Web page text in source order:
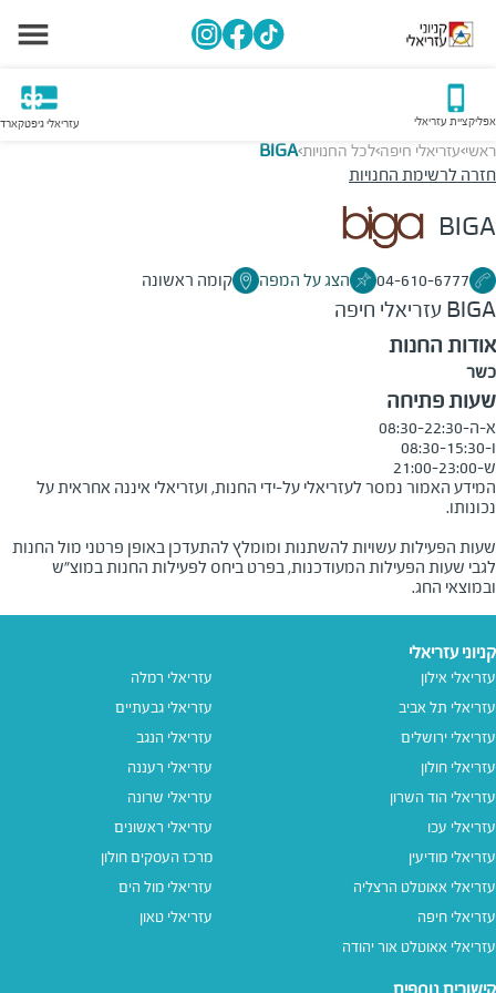
אפליקציית עזריאלי עזריאלי גיפטקארד
ראשי>עזריאלי חיפה>לכל החנויות>
BIGA
חזרה לרשימת החנויות
BIGA
04-610-6777 הצג על המפה קומה ראשונה
BIGA עזריאלי חיפה
אודות החנות
כשר
שעות פתיחה
ש-21:00-23:00
המידע האמור נמסר לעזריאלי על-ידי החנות, ועזריאלי איננה אחראית על
שעות הפעילות עשויות להשתנות ומומלץ להתעדכן באופן פרטני מול החנות
לגבי שעות הפעילות המעודכנות, בפרט ביחס לפעילות החנות במוצ"ש
ובמוצאי החג.
קניוני עזריאלי
עזריאלי אילון
עזריאלי תל אביב
עזריאלי ירושלים
עזריאלי חולון
עזריאלי הוד השרון
עזריאלי עכו
עזריאלי מודיעין
עזריאלי אאוטלט הרצליה
עזריאלי חיפה
עזריאלי אאוטלט אור יהודה
עזריאלי רמלה
עזריאלי גבעתיים
עזריאלי הנגב
עזריאלי רעננה
עזריאלי שרונה
עזריאלי ראשונים
מרכז העסקים חולון
עזריאלי מול הים
עזריאלי טאון